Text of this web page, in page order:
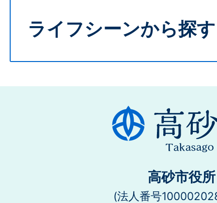
ライフシーンから探す
高砂市役所
(法人番号